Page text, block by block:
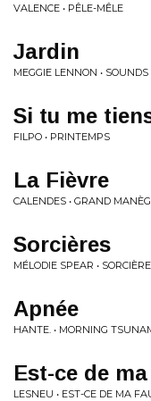
VALENCE • PÊLE-MÊLE
Jardin
MEGGIE LENNON •
Si tu me
FILPO • PRINTEMPS
La Fièvre
CALENDES • GRAND
Sorcières
MÉLODIE SPEAR •
Apnée
HANTE. • MORNING
Est-ce de
LESNEU • EST-CE DE MA